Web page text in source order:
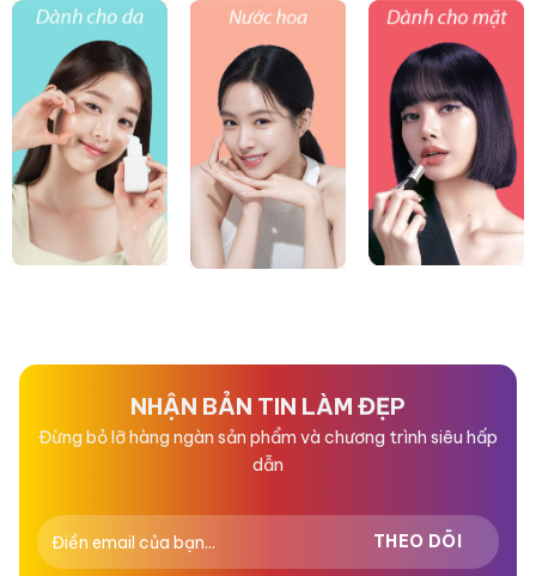
NHẬN BẢN TIN LÀM ĐẸP
Đừng bỏ lỡ hàng ngàn sản phẩm và chương trình siêu hấp
dẫn